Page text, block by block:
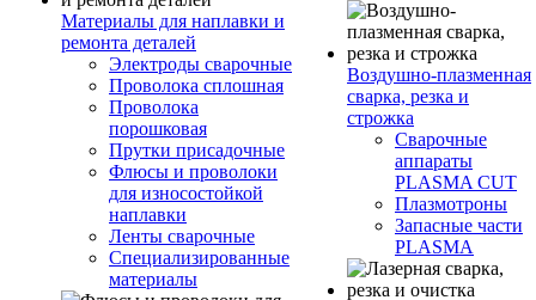
Материалы для наплавки и
ремонта деталей
Электроды сварочные
Проволока сплошная
Проволока
порошковая
Прутки присадочные
Флюсы и проволоки
для износостойкой
наплавки
Ленты сварочные
Специализированные
материалы
Воздушно-плазменная
сварка, резка и
строжка
Сварочные
аппараты
PLASMA CUT
Плазмотроны
Запасные части
PLASMA